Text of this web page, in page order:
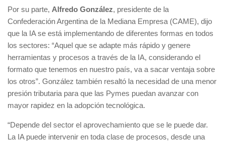
Por su parte, Alfredo González, presidente de la
Confederación Argentina de la Mediana Empresa (CAME), dijo
que la IA se está implementando de diferentes formas en todos
los sectores: “Aquel que se adapte más rápido y genere
herramientas y procesos a través de la IA, considerando el
formato que tenemos en nuestro país, va a sacar ventaja sobre
los otros”. González también resaltó la necesidad de una menor
presión tributaria para que las Pymes puedan avanzar con
mayor rapidez en la adopción tecnológica.
“Depende del sector el aprovechamiento que se le puede dar.
La IA puede intervenir en toda clase de procesos, desde una